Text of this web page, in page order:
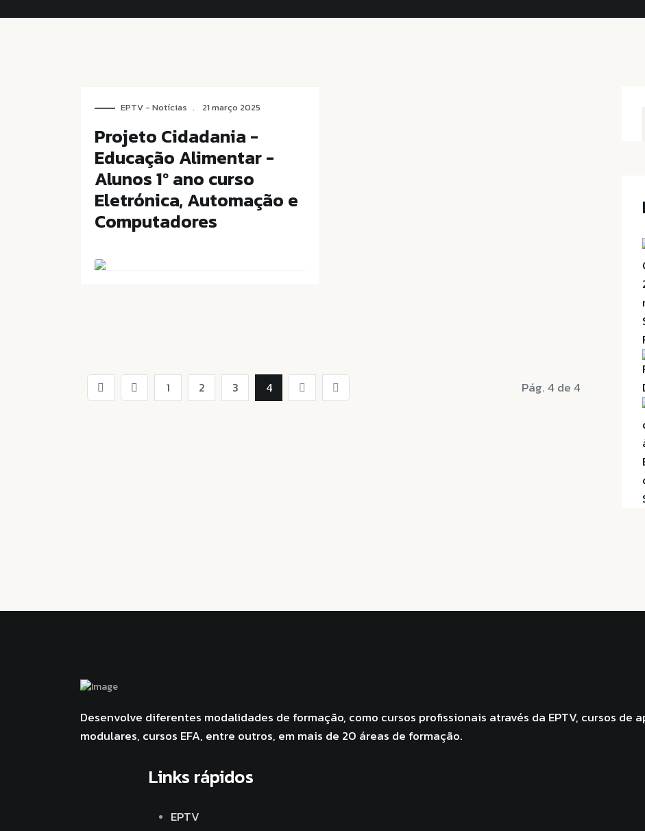
Projeto Cidadania -
Educação Alimentar -
Alunos 1º ano curso
Eletrónica, Automação e
Computadores
EPTV - Notícias 21 março 2025
1 2 3 4 Pág. 4 de 4
Desenvolve diferentes modalidades de formação, como cursos profissionais através da EPTV, cursos de
modulares, cursos EFA, entre outros, em mais de 20 áreas de formação.
Links rápidos
EPTV